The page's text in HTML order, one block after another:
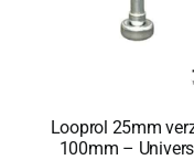
Looprol 25mm
100mm –